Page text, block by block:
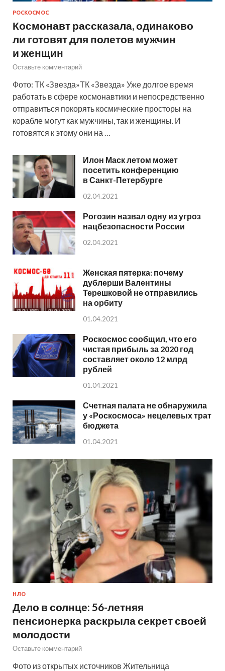
РОСКОСМОС
Космонавт рассказала, одинаково
ли готовят для полетов мужчин
и женщин
Оставьте комментарий
Фото: ТК «Звезда»ТК «Звезда» Уже долгое время
работать в сфере космонавтики и непосредственно
отправиться покорять космические просторы на
корабле могут как мужчины, так и женщины. И
готовятся к этому они на …
Илон Маск летом может
посетить конференцию
в Санкт-Петербурге
02.04.2021
Рогозин назвал одну из угроз
нацбезопасности России
02.04.2021
Женская пятерка: почему
дублерши Валентины
Терешковой не отправились
на орбиту
01.04.2021
Роскосмос сообщил, что его
чистая прибыль за 2020 год
составляет около 12 млрд
рублей
01.04.2021
Счетная палата не обнаружила
у «Роскосмоса» нецелевых трат
бюджета
01.04.2021
НЛО
Дело в солнце: 56-летняя
пенсионерка раскрыла секрет своей
молодости
Оставьте комментарий
Фото из открытых источников Жительница